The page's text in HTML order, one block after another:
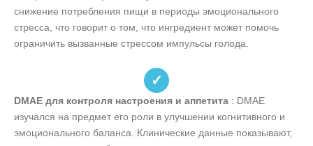
снижение потребления пищи в периоды эмоционального
стресса, что говорит о том, что ингредиент может помочь
ограничить вызванные стрессом импульсы голода.
✓
DMAE для контроля настроения и аппетита : DMAE
изучался на предмет его роли в улучшении когнитивного и
эмоционального баланса. Клинические данные показывают,